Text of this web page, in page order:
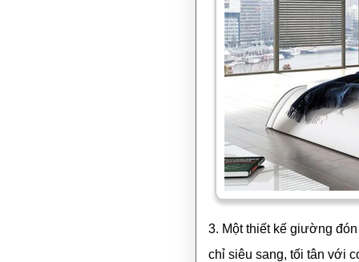
3. Một thiết kế giường
chỉ siêu sang, tối tân với